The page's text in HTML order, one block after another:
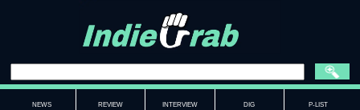
NEWS REVIEW INTERVIEW DIG P-LIST